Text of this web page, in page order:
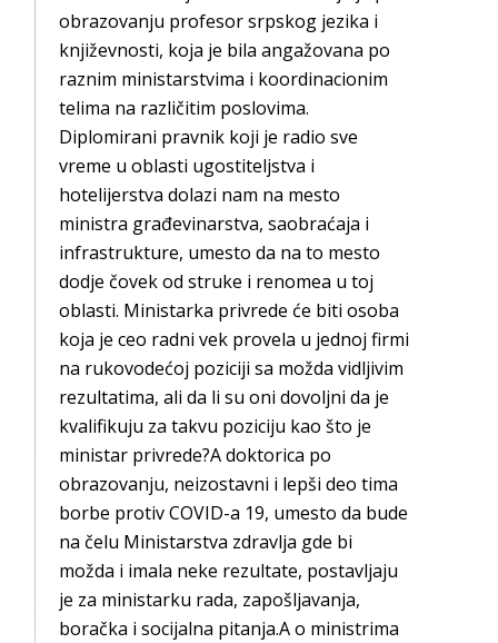
obrazovanju profesor srpskog jezika i
književnosti, koja je bila angažovana po
raznim ministarstvima i koordinacionim
telima na različitim poslovima.
Diplomirani pravnik koji je radio sve
vreme u oblasti ugostiteljstva i
hotelijerstva dolazi nam na mesto
ministra građevinarstva, saobraćaja i
infrastrukture, umesto da na to mesto
dodje čovek od struke i renomea u toj
oblasti. Ministarka privrede će biti osoba
koja je ceo radni vek provela u jednoj firmi
na rukovodećoj poziciji sa možda vidljivim
rezultatima, ali da li su oni dovoljni da je
kvalifikuju za takvu poziciju kao što je
ministar privrede?A doktorica po
obrazovanju, neizostavni i lepši deo tima
borbe protiv COVID-a 19, umesto da bude
na čelu Ministarstva zdravlja gde bi
možda i imala neke rezultate, postavljaju
je za ministarku rada, zapošljavanja,
boračka i socijalna pitanja.A o ministrima